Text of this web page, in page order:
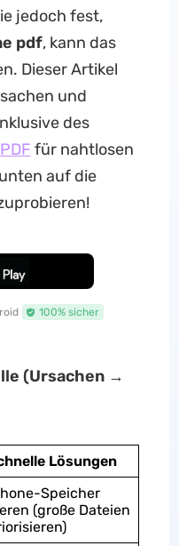
jedoch fest,
pdf, kann das
Dieser Artikel
und
des
für nahtlosen
auf die
100% sicher
(Ursachen →
Lösungen
Speicher
(große Dateien